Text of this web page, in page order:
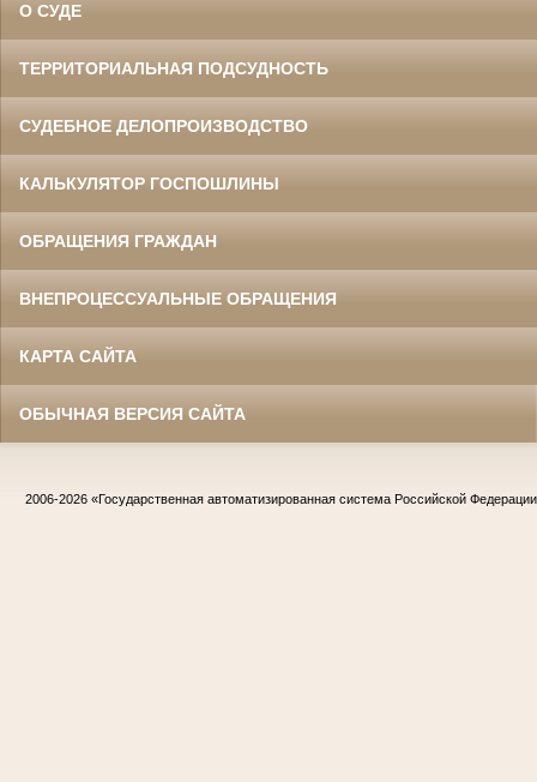
О СУДЕ
ТЕРРИТОРИАЛЬНАЯ ПОДСУДНОСТЬ
СУДЕБНОЕ ДЕЛОПРОИЗВОДСТВО
КАЛЬКУЛЯТОР ГОСПОШЛИНЫ
ОБРАЩЕНИЯ ГРАЖДАН
ВНЕПРОЦЕССУАЛЬНЫЕ ОБРАЩЕНИЯ
КАРТА САЙТА
ОБЫЧНАЯ ВЕРСИЯ САЙТА
2006-2026 «Государственная автоматизированная система Российской